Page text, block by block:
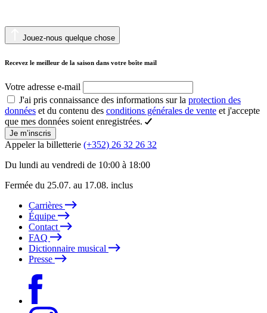
Jouez-nous quelque chose
Recevez le meilleur de la saison dans votre boîte mail
Votre adresse e-mail
J'ai pris connaissance des informations sur la protection des
données et du contenu des conditions générales de vente et j'accepte
que mes données soient enregistrées.
Je m’inscris
Appeler la billetterie (+352) 26 32 26 32
Du lundi au vendredi de 10:00 à 18:00
Fermée du 25.07. au 17.08. inclus
Carrières
Équipe
Contact
FAQ
Dictionnaire musical
Presse